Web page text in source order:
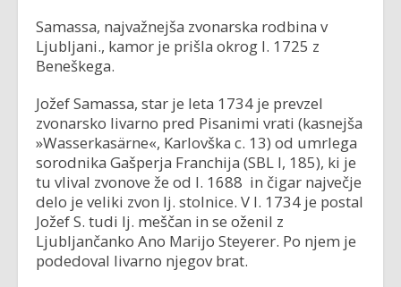
Samassa, najvažnejša zvonarska rodbina v
Ljubljani., kamor je prišla okrog l. 1725 z
Beneškega.
Jožef Samassa, star je leta 1734 je prevzel
zvonarsko livarno pred Pisanimi vrati (kasnejša
»Wasserkasärne«, Karlovška c. 13) od umrlega
sorodnika Gašperja Franchija (SBL I, 185), ki je
tu vlival zvonove že od l. 1688 in čigar največje
delo je veliki zvon lj. stolnice. V l. 1734 je postal
Jožef S. tudi lj. meščan in se oženil z
Ljubljančanko Ano Marijo Steyerer. Po njem je
podedoval livarno njegov brat.